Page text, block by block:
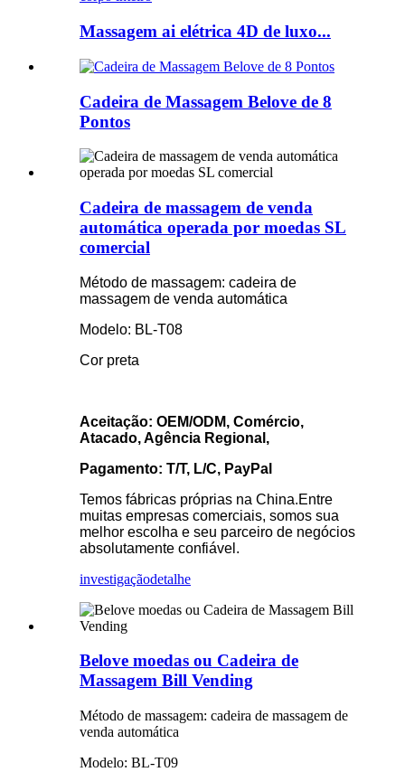
Massagem ai elétrica 4D de luxo...
Cadeira de Massagem Belove de 8
Pontos
Cadeira de massagem de venda
automática operada por moedas SL
comercial
Método de massagem: cadeira de
massagem de venda automática
Modelo: BL-T08
Cor preta
Aceitação: OEM/ODM, Comércio,
Atacado, Agência Regional,
Pagamento: T/T, L/C, PayPal
Temos fábricas próprias na China.Entre
muitas empresas comerciais, somos sua
melhor escolha e seu parceiro de negócios
absolutamente confiável.
investigaçãodetalhe
Belove moedas ou Cadeira de
Massagem Bill Vending
Método de massagem: cadeira de massagem de
venda automática
Modelo: BL-T09